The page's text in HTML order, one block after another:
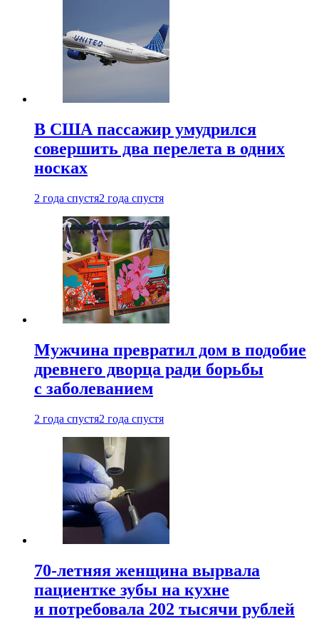
В США пассажир умудрился
совершить два перелета в одних
носках
2 года спустя2 года спустя
Мужчина превратил дом в подобие
древнего дворца ради борьбы
с заболеванием
2 года спустя2 года спустя
70-летняя женщина вырвала
пациентке зубы на кухне
и потребовала 202 тысячи рублей